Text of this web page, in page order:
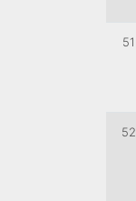
51
52